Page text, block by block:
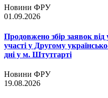
Новини ФРУ
01.09.2026
Продовжено збір заявок від
участі у Другому
дні у м. Штутгарті
Новини ФРУ
19.08.2026